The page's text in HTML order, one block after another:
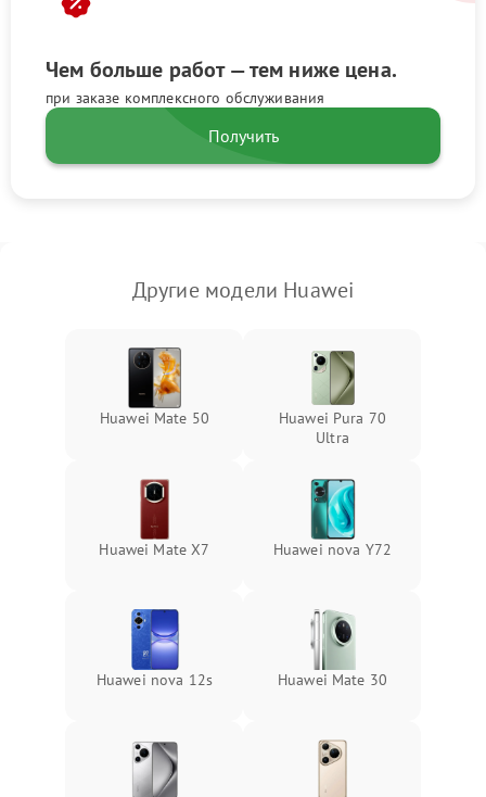
Чем больше работ — тем ниже цена.
при заказе комплексного обслуживания
Получить
Другие модели Huawei
Huawei Mate 50
Huawei Pura 70
Ultra
Huawei Mate X7 Huawei nova Y72
Huawei nova 12s Huawei Mate 30